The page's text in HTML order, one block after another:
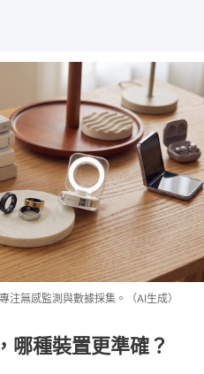
注無感監測與數據採集。（AI生成）
哪種裝置更準確？